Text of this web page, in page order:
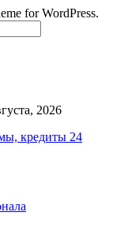
for WordPress.
2026
кредиты 24